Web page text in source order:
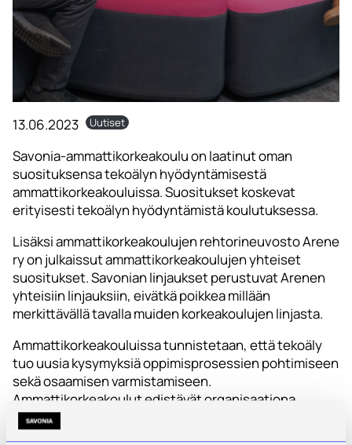
13.06.2023 Uutiset
Savonia-ammattikorkeakoulu on laatinut oman
suosituksensa tekoälyn hyödyntämisestä
ammattikorkeakouluissa. Suositukset koskevat
erityisesti tekoälyn hyödyntämistä koulutuksessa.
Lisäksi ammattikorkeakoulujen rehtorineuvosto Arene
ry on julkaissut ammattikorkeakoulujen yhteiset
suositukset. Savonian linjaukset perustuvat Arenen
yhteisiin linjauksiin, eivätkä poikkea millään
merkittävällä tavalla muiden korkeakoulujen linjasta.
Ammattikorkeakouluissa tunnistetaan, että tekoäly
tuo uusia kysymyksiä oppimisprosessien pohtimiseen
sekä osaamisen varmistamiseen.
Ammattikorkeakoulut edistävät organisaationa,
opetuksessa ja tutkimuksessa tekoälyn
tarkoituksenmukaista sekä eettistä käyttöä.